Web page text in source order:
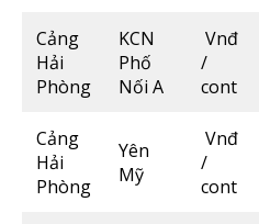
Cảng
Hải
Phòng
KCN
Phố
Nối A
Vnđ
/
cont
Cảng
Hải
Phòng
Yên
Mỹ
Vnđ
/
cont